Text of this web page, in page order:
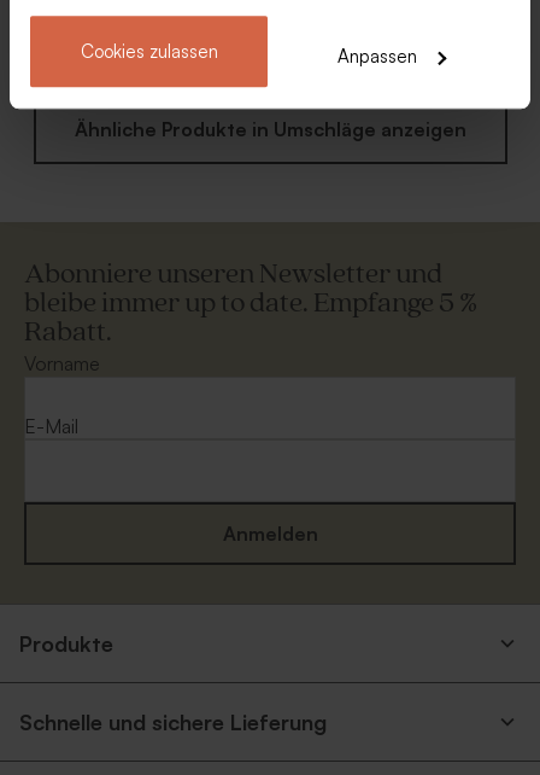
Cookies zulassen Anpassen
Ähnliche Produkte in Umschläge anzeigen
Abonniere unseren Newsletter und
bleibe immer up to date. Empfange 5 %
Rabatt.
Vorname
E-Mail
Anmelden
Produkte
Schnelle und sichere Lieferung